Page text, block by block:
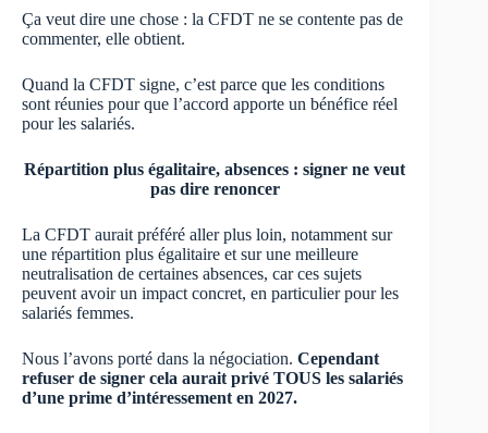
Ça veut dire une chose : la CFDT ne se contente pas de
commenter, elle obtient.
Quand la CFDT signe, c’est parce que les conditions
sont réunies pour que l’accord apporte un bénéfice réel
pour les salariés.
Répartition plus égalitaire, absences : signer ne veut
pas dire renoncer
La CFDT aurait préféré aller plus loin, notamment sur
une répartition plus égalitaire et sur une meilleure
neutralisation de certaines absences, car ces sujets
peuvent avoir un impact concret, en particulier pour les
salariés femmes.
Nous l’avons porté dans la négociation. Cependant
refuser de signer cela aurait privé TOUS les salariés
d’une prime d’intéressement en 2027.